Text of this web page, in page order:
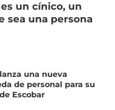
un cínico, un
sea una persona
una nueva
de personal para su
Escobar